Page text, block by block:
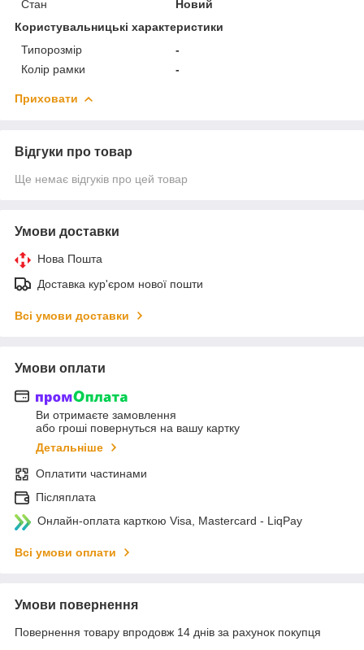
Стан
Новий
Користувальницькі характеристики
Типорозмір
-
Колір рамки
-
Приховати
Відгуки про товар
Ще немає відгуків про цей товар
Умови доставки
Нова Пошта
Доставка кур'єром нової пошти
Всі умови доставки
Умови оплати
Ви отримаєте замовлення
або гроші повернуться на вашу картку
Детальніше
Оплатити частинами
Післяплата
Онлайн-оплата карткою Visa, Mastercard - LiqPay
Всі умови оплати
Умови повернення
Повернення товару впродовж 14 днів за рахунок покупця